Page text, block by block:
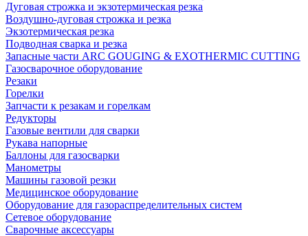
Дуговая строжка и экзотермическая резка
Воздушно-дуговая строжка и резка
Экзотермическая резка
Подводная сварка и резка
Запасные части ARC GOUGING & EXOTHERMIC CUTTING
Газосварочное оборудование
Резаки
Горелки
Запчасти к резакам и горелкам
Редукторы
Газовые вентили для сварки
Рукава напорные
Баллоны для газосварки
Манометры
Машины газовой резки
Медицинское оборудование
Оборудование для газораспределительных систем
Сетевое оборудование
Сварочные аксессуары